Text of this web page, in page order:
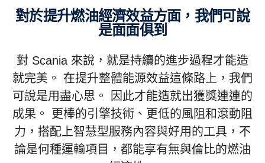
對於提升燃油經濟效益方面，我們可說
是面面俱到
對 Scania 來說，就是持續的進步過程才能造
就完美。 在提升整體能源效益這條路上，我們
可說是用盡心思。 因此才能造就出獲獎連連的
成果。 更棒的引擎技術、更低的風阻和滾動阻
力，搭配上智慧型服務內容與好用的工具，不
論是何種運輸項目，都能享有無與倫比的燃油